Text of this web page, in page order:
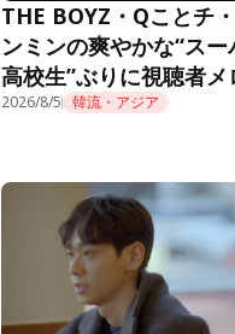
THE BOYZ・Qことチ
ンミンの爽やかな“スー
高校生”ぶりに視聴者メ
ロ「制服似合ってる」＜
2026/8/5 韓流・アジア